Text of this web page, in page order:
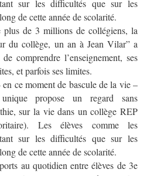
sur les difficultés que sur les
de cette année de scolarité.
de 3 millions de collégiens, la
du collège, un an à Jean Vilar” a
comprendre l’enseignement, ses
et parfois ses limites.
ce moment de bascule de la vie –
propose un regard sans
sur la vie dans un collège REP
Les élèves comme les
sur les difficultés que sur les
de cette année de scolarité.
au quotidien entre élèves de 3e